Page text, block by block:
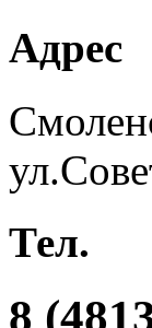
Адрес
Тел.
8